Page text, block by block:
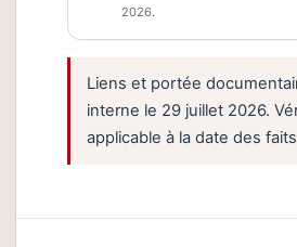
2026.
Liens et portée
interne le 29 juillet 2026.
applicable à la date des